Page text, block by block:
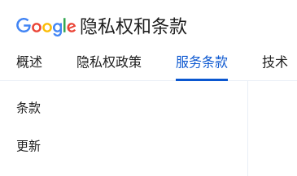
隐私权和条款
概述 隐私权政策 服务条款 技术
条款
更新